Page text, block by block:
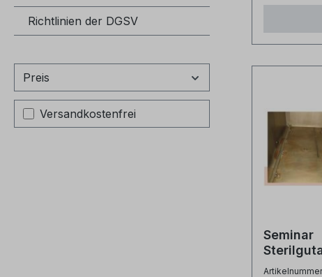
Richtlinien der DGSV
Preis
Filter hinzufügen: Versandkostenfrei
Versandkostenfrei
Seminar
2 -